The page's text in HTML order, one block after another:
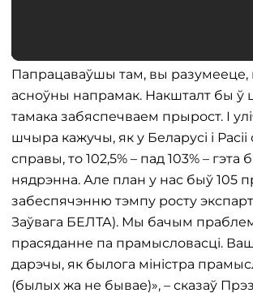
Папрацаваўшы там, вы разумееце,
асноўны напрамак. Накшталт бы ў
тамака забяспечваем прырост. І
шчыра кажучы, як у Беларусі і
справы, то 102,5% – пад 103% –
нядрэнна. Але план у нас быў 105
забеспячэнню тэмпу росту
Заўвага БЕЛТА). Мы бачым
прасяданне па прамысловасці.
дарэчы, як былога міністра
(былых жа не бывае)», – сказаў